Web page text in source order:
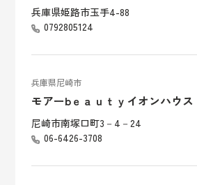
兵庫県姫路市玉手4-88
0792805124
兵庫県尼崎市
モアーbｅａｕｔｙイオンハウス
尼崎市南塚口町3－4－24
06-6426-3708